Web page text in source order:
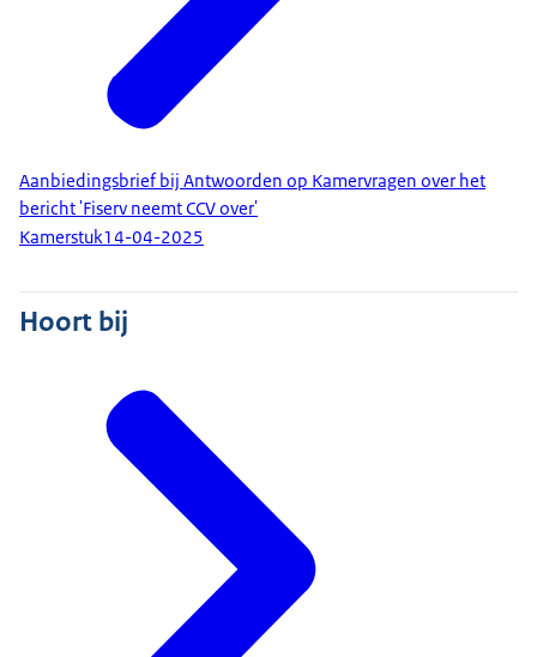
Aanbiedingsbrief bij Antwoorden op Kamervragen over het
bericht 'Fiserv neemt CCV over'
Kamerstuk14-04-2025
Hoort bij